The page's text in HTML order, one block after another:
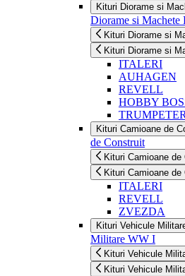
Kituri Diorame si
Diorame si Machete
Kituri Diorame si
Kituri Diorame si
ITALERI
AUHAGEN
REVELL
HOBBY
Kituri Camioane de
de Construit
Kituri Camioane de
Kituri Camioane de
ITALERI
REVELL
ZVEZDA
Kituri Vehicule
Militare WW I
Kituri Vehicule
Kituri Vehicule